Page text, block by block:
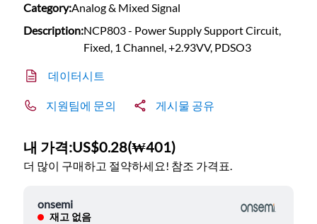
Category:Analog & Mixed Signal
Description:NCP803 - Power Supply Support Circuit,
Fixed, 1 Channel, +2.93VV, PDSO3
데이터시트
지원팀에 문의 게시물 공유
내 가격:US$0.28(₩401)
더 많이 구매하고 절약하세요! 참조 가격표.
onsemi
재고 없음